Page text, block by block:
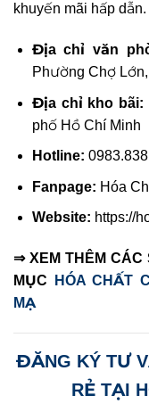
khuyến mãi hấp dẫn.
Địa chỉ văn
Phường Chợ
Địa chỉ kho bãi:
phố Hồ Chí Minh
Hotline:
Fanpage: Hóa
Website: https://
⇒ XEM THÊM CÁC
MỤC
HÓA CHẤT
MẠ
ĐĂNG KÝ TƯ
RẺ TẠI